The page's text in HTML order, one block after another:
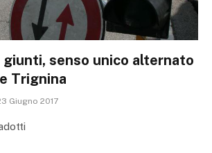
senso unico alternato
Trignina
Giugno 2017